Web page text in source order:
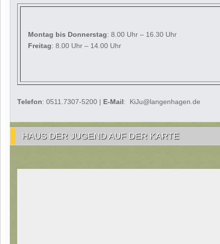
Montag bis Donnerstag: 8.00 Uhr – 16.30 Uhr
Freitag: 8.00 Uhr – 14.00 Uhr
Telefon: 0511.7307-5200 | E-Mail: KiJu@langenhagen.de
HAUS DER JUGEND AUF DER KARTE